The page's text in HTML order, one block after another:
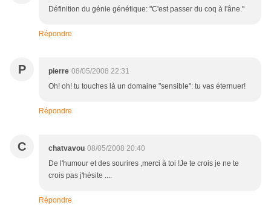
Définition du génie génétique: "C'est passer du coq à l'âne."
Répondre
P pierre 08/05/2008 22:31
Oh! oh! tu touches là un domaine "sensible": tu vas éternuer!
Répondre
C chatvavou 08/05/2008 20:40
De l'humour et des sourires ,merci à toi !Je te crois je ne te
crois pas j'hésite ....
Répondre